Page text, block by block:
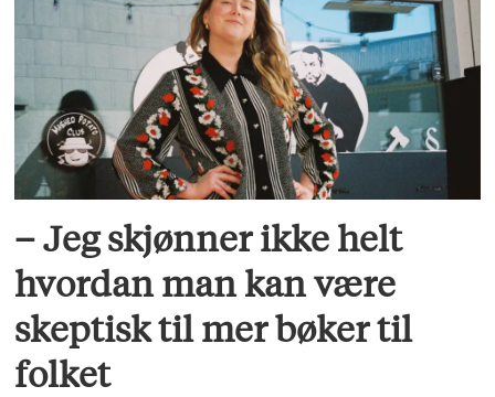
– Jeg skjønner ikke helt
hvordan man kan være
skeptisk til mer bøker til
folket